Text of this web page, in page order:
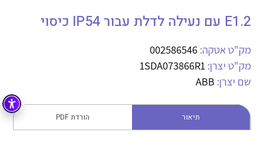
איכות | שרות | זמינות
והפצה של מוצרי
מיתוג, בקרה , ואינסטלציה חשמלית ופעילה ב7 תחומים:
חשמל מיתוג ואינסטלציה חשמלית
בקרה
זיווד
לכל מוצרי היצרן לכל מוצרי היצרן
לכל מוצרי היצרן לכל מוצרי היצרן
E1.2 עם נעילה לדלת עבור IP54 כיסוי
מק"ט אטקה: 002586546
מק"ט יצרן: 1SDA073866R1
שם יצרן: ABB
תיאור הורדת PDF